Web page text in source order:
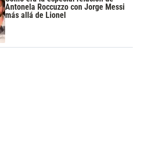
Antonela Roccuzzo con Jorge Messi
más allá de Lionel